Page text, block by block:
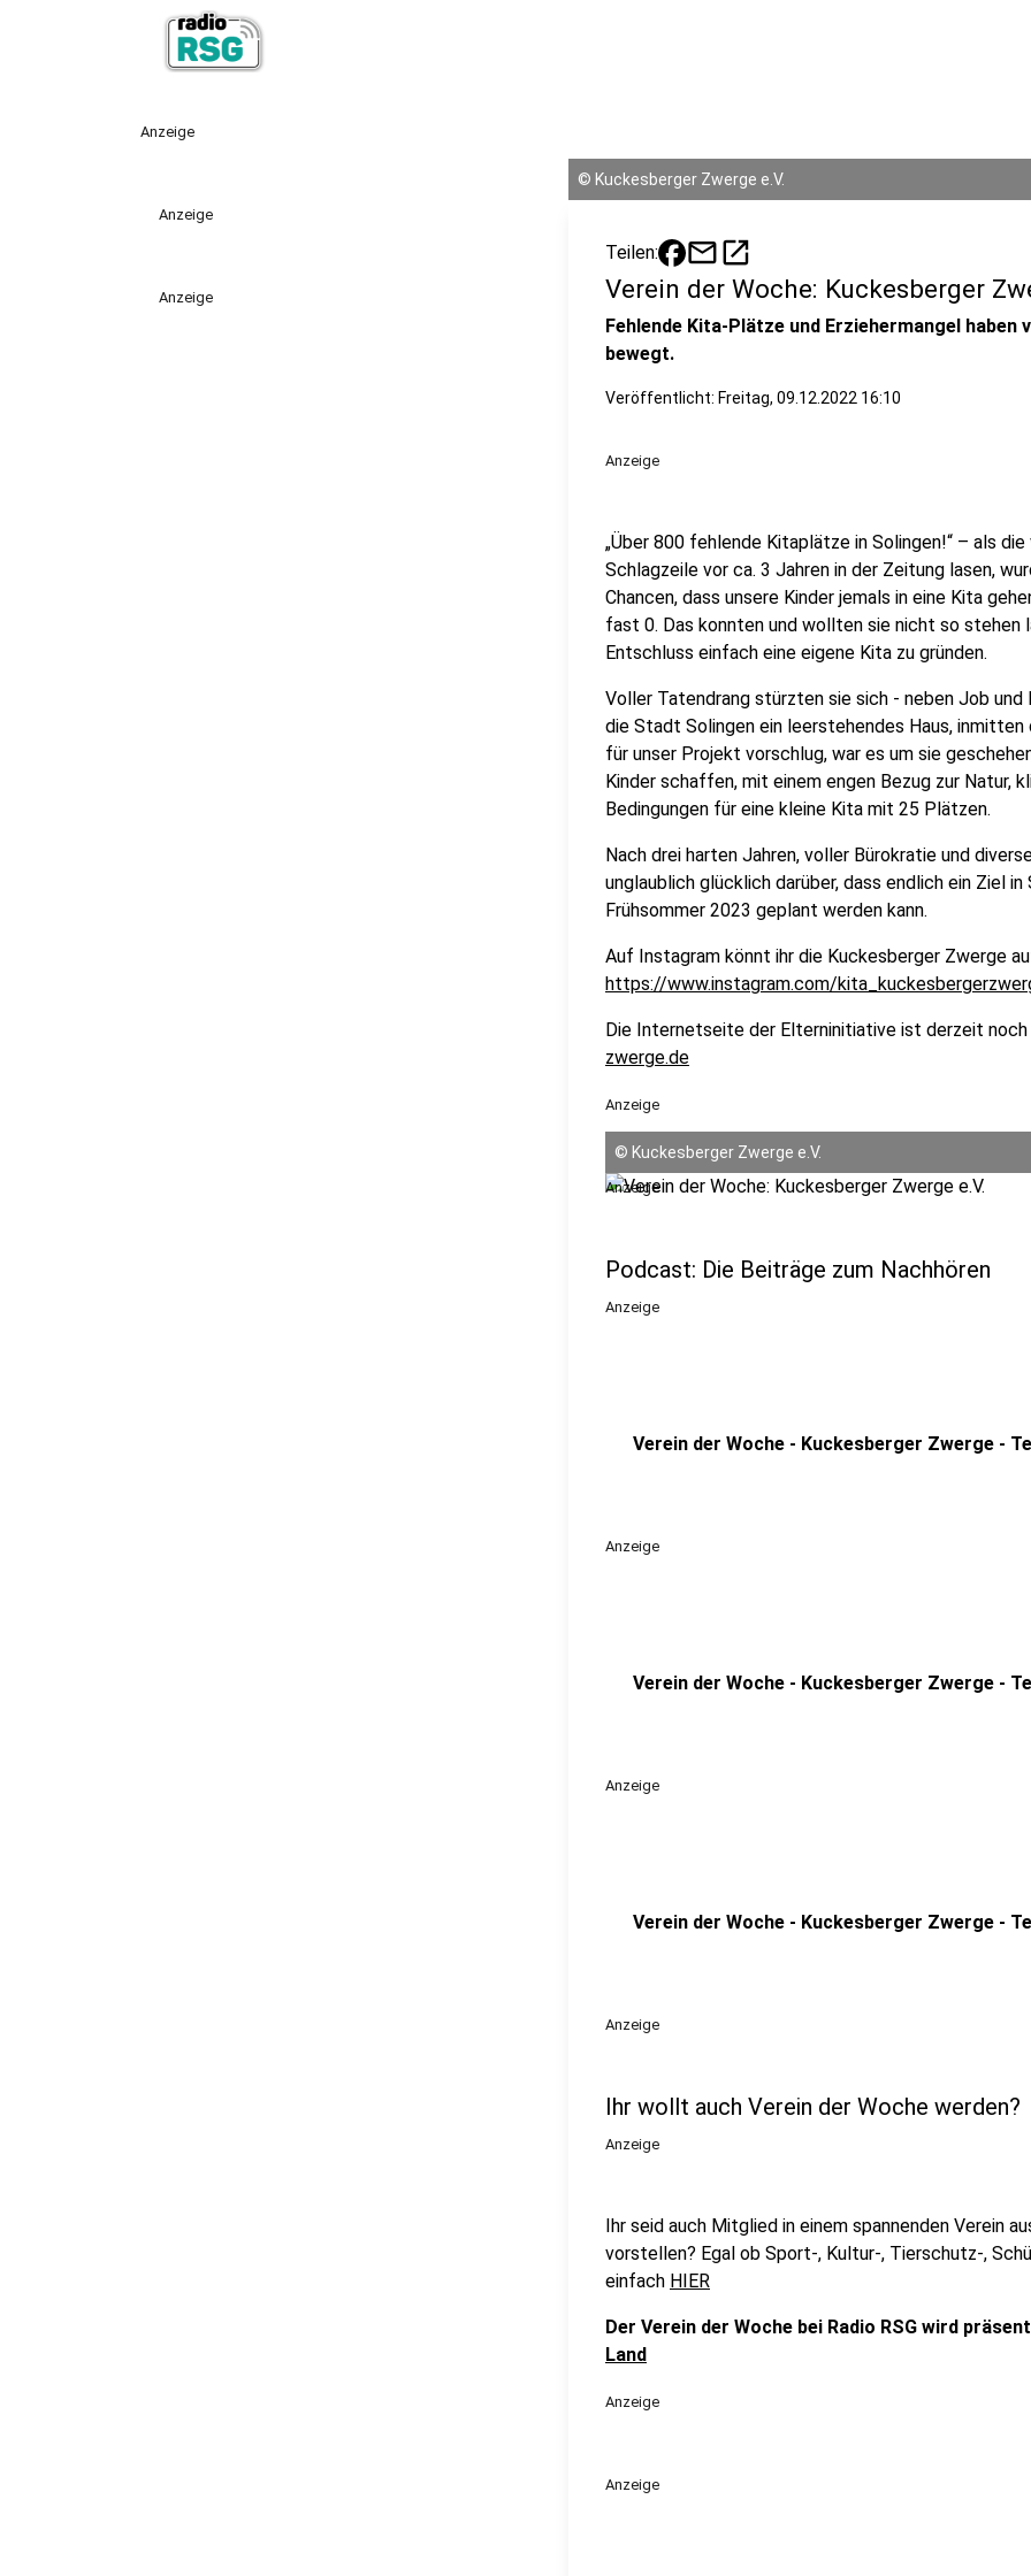
Anzeige
Anzeige
Anzeige
© Kuckesberger Zwerge e.V.
Teilen: mailopen_in_new
Verein der Woche: Kuckesberger
Fehlende Kita-Plätze und Erziehermangel
bewegt.
Veröffentlicht: Freitag, 09.12.2022 16:10
Anzeige
„Über 800 fehlende Kitaplätze in Solingen!“ – als
Schlagzeile vor ca. 3 Jahren in der Zeitung lasen,
Chancen, dass unsere Kinder jemals in eine Kita
fast 0. Das konnten und wollten sie nicht so stehen
Entschluss einfach eine eigene Kita zu gründen.
Voller Tatendrang stürzten sie sich - neben Job und
die Stadt Solingen ein leerstehendes Haus,
für unser Projekt vorschlug, war es um sie
Kinder schaffen, mit einem engen Bezug zur Natur,
Bedingungen für eine kleine Kita mit 25 Plätzen.
Nach drei harten Jahren, voller Bürokratie und
unglaublich glücklich darüber, dass endlich ein Ziel
Frühsommer 2023 geplant werden kann.
Auf Instagram könnt ihr die Kuckesberger Zwerge
https://www.instagram.com/
Die Internetseite der Elterninitiative ist derzeit noch
zwerge.de
Anzeige
© Kuckesberger Zwerge e.V.
Anzeige
Podcast: Die Beiträge zum Nachhören
Anzeige
Verein der Woche - Kuckesberger Zwerge -
Anzeige
Verein der Woche - Kuckesberger Zwerge -
Anzeige
Verein der Woche - Kuckesberger Zwerge -
Anzeige
Ihr wollt auch Verein der Woche werden?
Anzeige
Ihr seid auch Mitglied in einem spannenden Verein
vorstellen? Egal ob Sport-, Kultur-, Tierschutz-,
einfach HIER
Der Verein der Woche bei Radio RSG wird
Land
Anzeige
Anzeige